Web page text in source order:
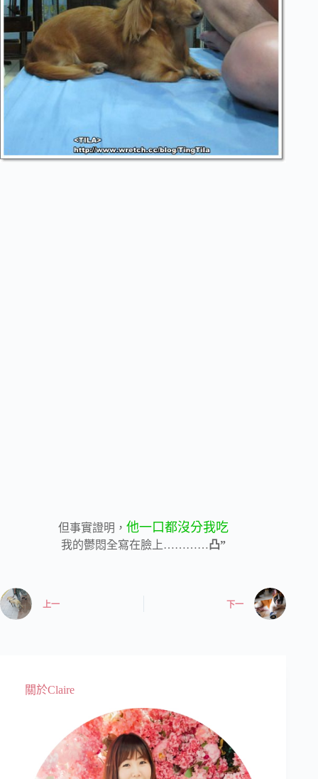
但事實證明， 他一口都沒分我吃
我的鬱悶全寫在臉上…………凸”
上一 下一
關於Claire